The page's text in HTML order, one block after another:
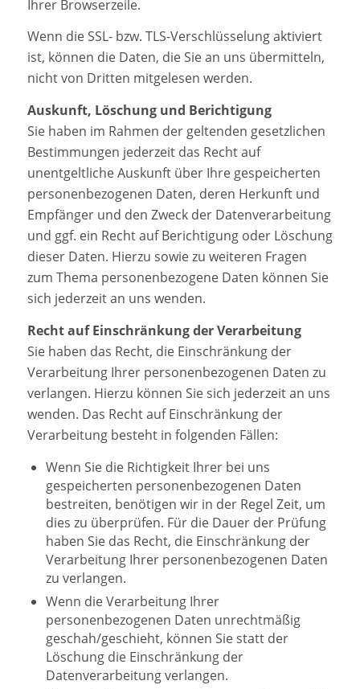
Ihrer Browserzeile.
Wenn die SSL- bzw. TLS-Verschlüsselung aktiviert
ist, können die Daten, die Sie an uns übermitteln,
nicht von Dritten mitgelesen werden.
Auskunft, Löschung und Berichtigung
Sie haben im Rahmen der geltenden gesetzlichen
Bestimmungen jederzeit das Recht auf
unentgeltliche Auskunft über Ihre gespeicherten
personenbezogenen Daten, deren Herkunft und
Empfänger und den Zweck der Datenverarbeitung
und ggf. ein Recht auf Berichtigung oder Löschung
dieser Daten. Hierzu sowie zu weiteren Fragen
zum Thema personenbezogene Daten können Sie
sich jederzeit an uns wenden.
Recht auf Einschränkung der Verarbeitung
Sie haben das Recht, die Einschränkung der
Verarbeitung Ihrer personenbezogenen Daten zu
verlangen. Hierzu können Sie sich jederzeit an uns
wenden. Das Recht auf Einschränkung der
Verarbeitung besteht in folgenden Fällen:
Wenn Sie die Richtigkeit Ihrer bei uns
gespeicherten personenbezogenen Daten
bestreiten, benötigen wir in der Regel Zeit, um
dies zu überprüfen. Für die Dauer der Prüfung
haben Sie das Recht, die Einschränkung der
Verarbeitung Ihrer personenbezogenen Daten
zu verlangen.
Wenn die Verarbeitung Ihrer
personenbezogenen Daten unrechtmäßig
geschah/geschieht, können Sie statt der
Löschung die Einschränkung der
Datenverarbeitung verlangen.